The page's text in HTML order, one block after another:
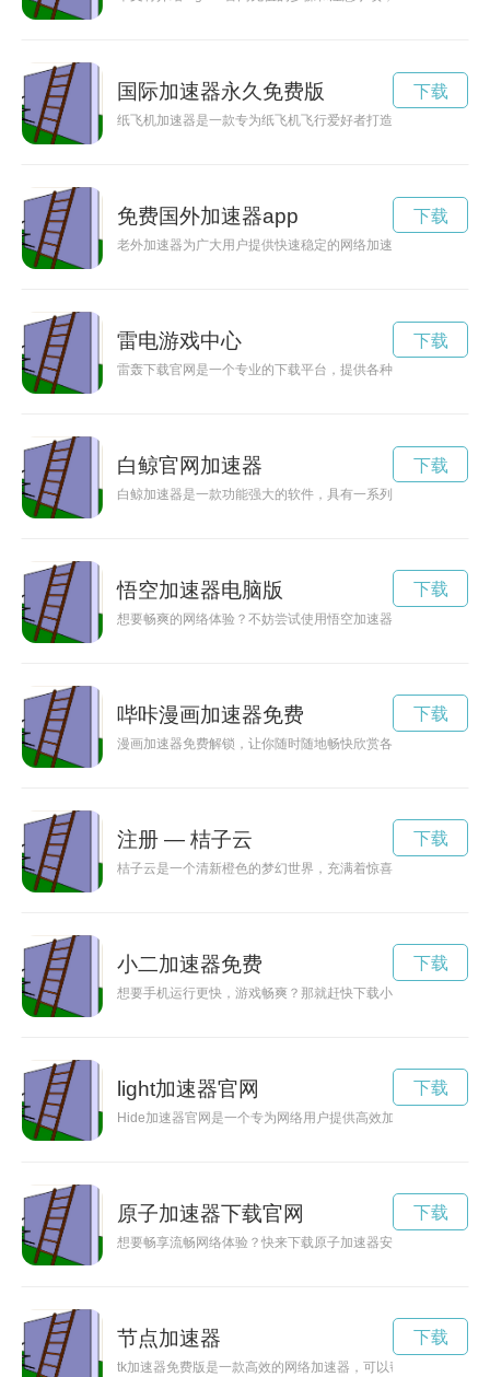
国际加速器永久免费版
纸飞机加速器是一款专为纸飞机飞行爱好者打造的应用程序，
下载
免费国外加速器app
老外加速器为广大用户提供快速稳定的网络加速服务，现免费体
下载
雷电游戏中心
雷轰下载官网是一个专业的下载平台，提供各种资源的下载服
下载
白鲸官网加速器
白鲸加速器是一款功能强大的软件，具有一系列独特的特点，
下载
悟空加速器电脑版
想要畅爽的网络体验？不妨尝试使用悟空加速器进行下载，让
下载
哔咔漫画加速器免费
漫画加速器免费解锁，让你随时随地畅快欣赏各类精彩漫画，轻
下载
注册 — 桔子云
桔子云是一个清新橙色的梦幻世界，充满着惊喜和美好。
下载
小二加速器免费
想要手机运行更快，游戏畅爽？那就赶快下载小二加速器官方
下载
light加速器官网
Hide加速器官网是一个专为网络用户提供高效加速服务的平台
下载
原子加速器下载官网
想要畅享流畅网络体验？快来下载原子加速器安卓版，免费为
下载
节点加速器
tk加速器免费版是一款高效的网络加速器，可以帮助用户提升
下载